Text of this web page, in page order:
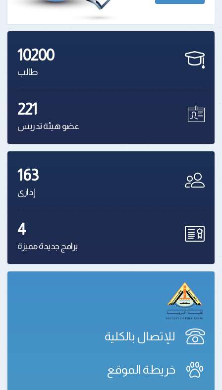
10200
طالب
221
عضو هيئة تدريس
163
إدارى
4
برامج جديدة مميزة
للإتصال بالكلية
خريطة الموقع